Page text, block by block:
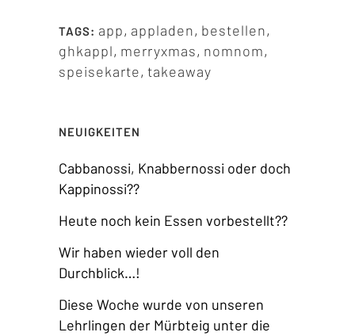
TAGS: app, appladen, bestellen,
ghkappl, merryxmas, nomnom,
speisekarte, takeaway
NEUIGKEITEN
Cabbanossi, Knabbernossi oder doch
Kappinossi??
Heute noch kein Essen vorbestellt??
Wir haben wieder voll den
Durchblick…!
Diese Woche wurde von unseren
Lehrlingen der Mürbteig unter die